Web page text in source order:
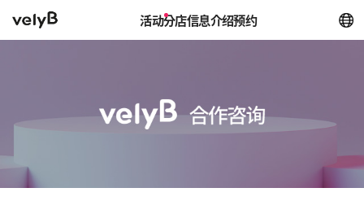
活动分店信息介绍预约